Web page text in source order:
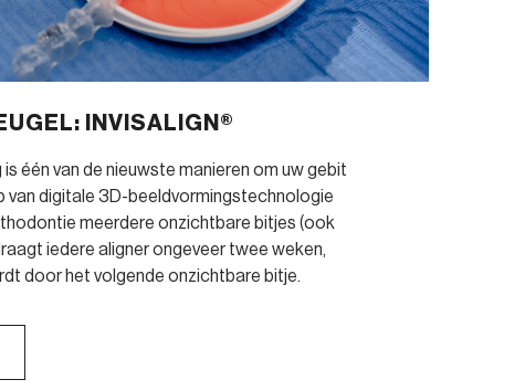
INVISALIGN®
één van de nieuwste manieren om uw gebit
van digitale 3D-beeldvormingstechnologie
meerdere onzichtbare bitjes (ook
iedere aligner ongeveer twee weken,
door het volgende onzichtbare bitje.